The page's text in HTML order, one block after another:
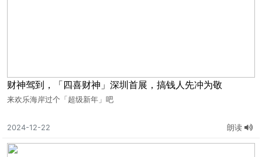
财神驾到，「四喜财神」深圳首展，搞钱人先冲为敬
来欢乐海岸过个「超级新年」吧
2024-12-22 朗读